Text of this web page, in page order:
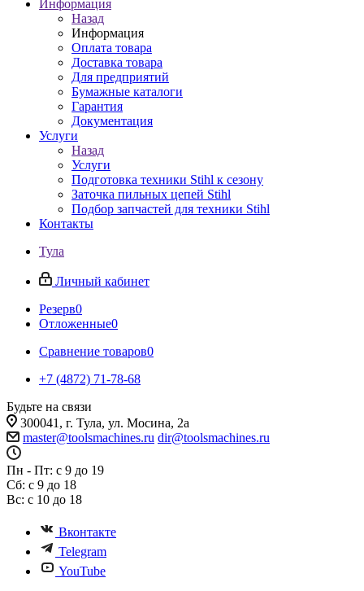
Информация
Назад
Информация
Оплата товара
Доставка товара
Для предприятий
Бумажные каталоги
Гарантия
Документация
Услуги
Назад
Услуги
Подготовка техники Stihl к сезону
Заточка пильных цепей Stihl
Подбор запчастей для техники Stihl
Контакты
Тула
Личный кабинет
Резерв0
Отложенные0
Сравнение товаров0
+7 (4872) 71-78-68
Будьте на связи
300041, г. Тула, ул. Мосина, 2а
master@toolsmachines.ru dir@toolsmachines.ru
Пн - Пт: с 9 до 19
Сб: с 9 до 18
Вс: с 10 до 18
Вконтакте
Telegram
YouTube